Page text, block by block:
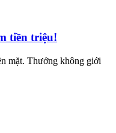
tiền triệu!
mặt. Thưởng không giới